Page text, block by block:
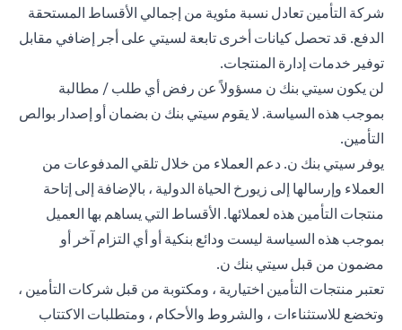
شركة التأمين تعادل نسبة مئوية من إجمالي الأقساط المستحقة
الدفع. قد تحصل كيانات أخرى تابعة لسيتي على أجر إضافي مقابل
توفير خدمات إدارة المنتجات.
لن يكون سيتي بنك ن مسؤولاً عن رفض أي طلب / مطالبة
بموجب هذه السياسة. لا يقوم سيتي بنك ن بضمان أو إصدار بوالص
التأمين.
يوفر سيتي بنك ن. دعم العملاء من خلال تلقي المدفوعات من
العملاء وإرسالها إلى زيورخ الحياة الدولية ، بالإضافة إلى إتاحة
منتجات التأمين هذه لعملائها. الأقساط التي يساهم بها العميل
بموجب هذه السياسة ليست ودائع بنكية أو أي التزام آخر أو
مضمون من قبل سيتي بنك ن.
تعتبر منتجات التأمين اختيارية ، ومكتوبة من قبل شركات التأمين ،
وتخضع للاستثناءات ، والشروط والأحكام ، ومتطلبات الاكتتاب